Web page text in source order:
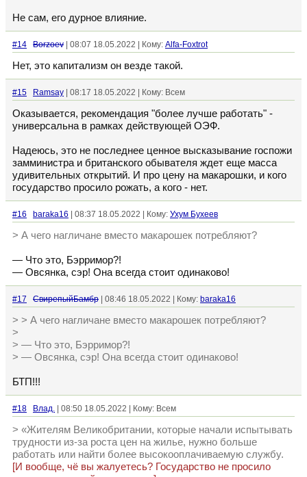
Не сам, его дурное влияние.
#14 Borzoev | 08:07 18.05.2022 | Кому: Alfa-Foxtrot
Нет, это капитализм он везде такой.
#15 Ramsay | 08:17 18.05.2022 | Кому: Всем
Оказывается, рекомендация "более лучше работать" -
универсальна в рамках действующей ОЭФ.
Надеюсь, это не последнее ценное высказывание госпожи
замминистра и британского обывателя ждет еще масса
удивительных открытий. И про цену на макарошки, и кого
государство просило рожать, а кого - нет.
#16 baraka16 | 08:37 18.05.2022 | Кому: Ухум Бухеев
> А чего нагличане вместо макарошек потребляют?
— Что это, Бэрримор?!
— Овсянка, сэр! Она всегда стоит одинаково!
#17 СвирепыйБамбр | 08:46 18.05.2022 | Кому: baraka16
> > А чего нагличане вместо макарошек потребляют?
>
> — Что это, Бэрримор?!
> — Овсянка, сэр! Она всегда стоит одинаково!
БТП!!!
#18 Влад. | 08:50 18.05.2022 | Кому: Всем
> «Жителям Великобритании, которые начали испытывать
трудности из-за роста цен на жилье, нужно больше
работать или найти более высокооплачиваемую службу.
[И вообще, чё вы жалуетесь? Государство не просило